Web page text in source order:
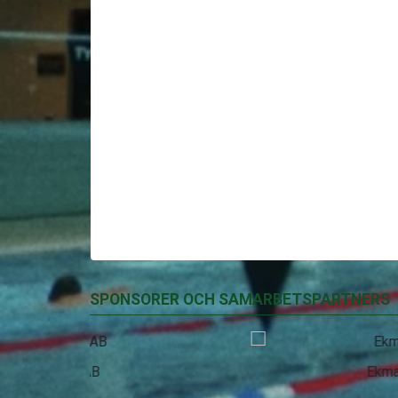
SPONSORER OCH SAMARBETSPARTNERS
EkmanBuss